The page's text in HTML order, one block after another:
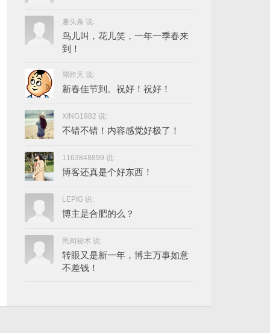
趣头条 说:
鸟儿叫，花儿笑，一年一季春来
到！
屌炸天 说:
新春佳节到。祝好！祝好！
XING1982 说:
不错不错！内容感觉好极了！
1163848899 说:
博客还真是个好东西！
LEPIG 说:
博主是合肥的么？
民间秘术 说:
转眼又是新一年，博主万事如意
不差钱！